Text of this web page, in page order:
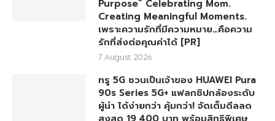
Purpose” Celebrating Mom.
Creating Meaningful Moments.
เพราะความรักที่มีความหมาย…คือความ
รักที่ส่งต่อคุณค่าได้ [PR]
7 August 2026
ทรู 5G ชวนเป็นเจ้าของ HUAWEI Pura
90s Series 5G+ แฟลกชิปกล้องระดับ
ผู้นำ ได้ง่ายกว่า คุ้มกว่า! จัดเต็มดีลลด